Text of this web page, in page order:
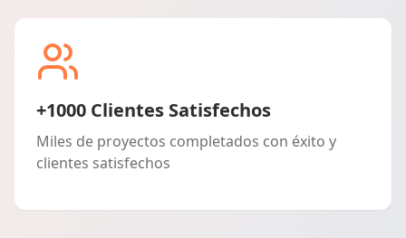
+1000 Clientes Satisfechos
Miles de proyectos completados con éxito y
clientes satisfechos